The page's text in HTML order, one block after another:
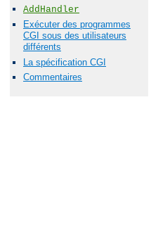
AddHandler
Exécuter des programmes
CGI sous des utilisateurs
différents
La spécification CGI
Commentaires